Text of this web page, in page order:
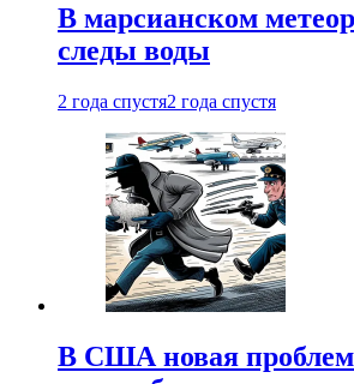
В марсианском
следы воды
2 года спустя2 года спустя
В США новая